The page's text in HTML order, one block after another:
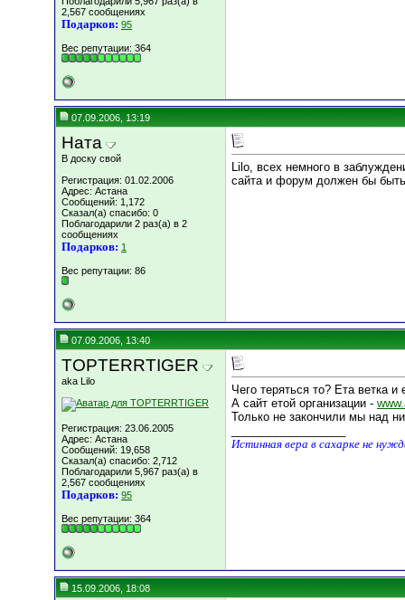
2,567 сообщениях
Подарков: 95
Вес репутации: 364
07.09.2006, 13:19
Ната
В доску свой
Регистрация: 01.02.2006
Адрес: Астана
Сообщений: 1,172
Сказал(а) спасибо: 0
Поблагодарили 2 раз(а) в 2
сообщениях
Подарков: 1
Вес репутации: 86
Lilo, всех немного в
сайта и форум должен бы
07.09.2006, 13:40
TOPTERRTIGER
aka Lilo
Регистрация: 23.06.2005
Адрес: Астана
Сообщений: 19,658
Сказал(а) спасибо: 2,712
Поблагодарили 5,967 раз(а) в
2,567 сообщениях
Подарков: 95
Вес репутации: 364
Чего теряться то? Ета ветка
А сайт етой организации -
Только не закончили мы над
Истинная вера в сахарке не
15.09.2006, 18:08